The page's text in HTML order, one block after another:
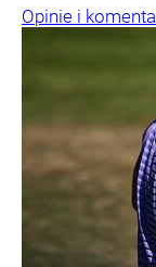
Opinie i